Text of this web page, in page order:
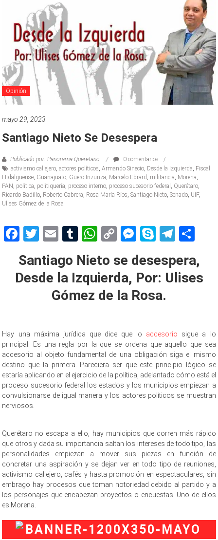
Opinión
mayo 29, 2023
Santiago Nieto Se Desespera
Publicado por: Panorama Queretano
0 comentarios
activismo callejero ,actores políticos ,Armando Sinecio Desde la Izquierda Fiscal
Hidalguense Guanajuato Güero Inzunza Marcelo Ebrard militancia Morena
PAN política politiquería proceso interno proceso sucesorio federal Querétaro
Ricardo Badillo Roberto Cabrera Rosa María Ríos ,Santiago Nieto ,Senado UIF,
Ulises Gómez de la Rosa
Facebook
Twitter
EmailTumblr
WhatsApp
CopyMessenger
Skype
Santiago Nieto se desespera,
Desde la Izquierda, Por: Ulises
Gómez de la Rosa.
Hay una máxima jurídica que dice que lo accesorio sigue a lo
principal. Es una regla por la que se ordena que aquello que sea
accesorio al objeto fundamental de una obligación siga el mismo
destino que la primera. Pareciera ser que este principio lógico se
estaría aplicando en el ejercicio de la política, adelantado cómo está el
proceso sucesorio federal los estados y los municipios empiezan a
convulsionarse de igual manera y los actores políticos se muestran
nerviosos.
Querétaro no escapa a ello, hay municipios que corren más rápido
que otros y dada su importancia saltan los intereses de todo tipo, las
personalidades empiezan a mover sus piezas en función de
concretar una aspiración y se dejan ver en todo tipo de reuniones,
activismo callejero, cafés y hasta promoción en espectaculares, sin
embrago hay procesos que toman notoriedad debido al partido y a
los personajes que encabezan proyectos o encuestas. Uno de ellos
es Morena.